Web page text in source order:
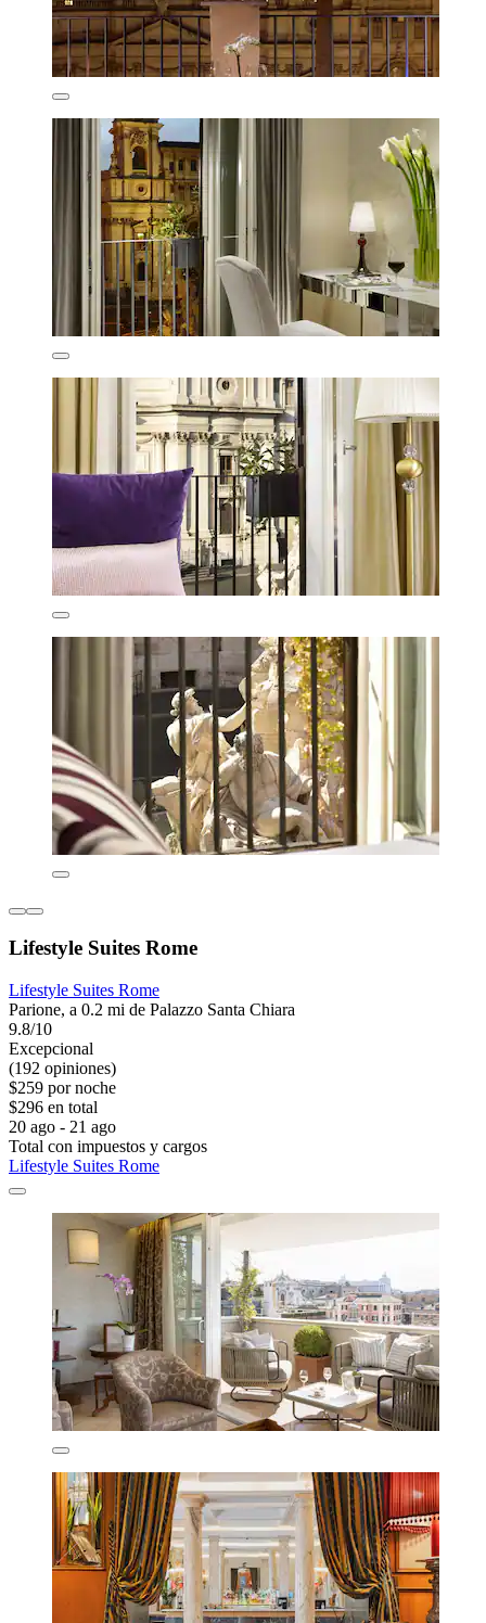
Lifestyle Suites Rome
Lifestyle Suites Rome
Parione, a 0.2 mi de Palazzo Santa Chiara
9.8/10
Excepcional
(192 opiniones)
$259 por noche
$296 en total
20 ago - 21 ago
Total con impuestos y cargos
Lifestyle Suites Rome